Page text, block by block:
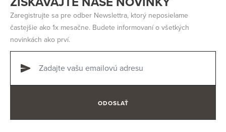
Zaregistrujte sa pre odber Newslettra, ktorý neposielame
častejšie ako 1x mesačne. Budete informovaní o všetkých
novinkách ako prví.
ODOSLAŤ